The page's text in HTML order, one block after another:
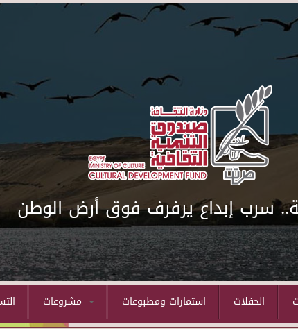
سرب إبداع يرفرف فوق أرض الوطن
استمارات ومطبوعات الحفلات